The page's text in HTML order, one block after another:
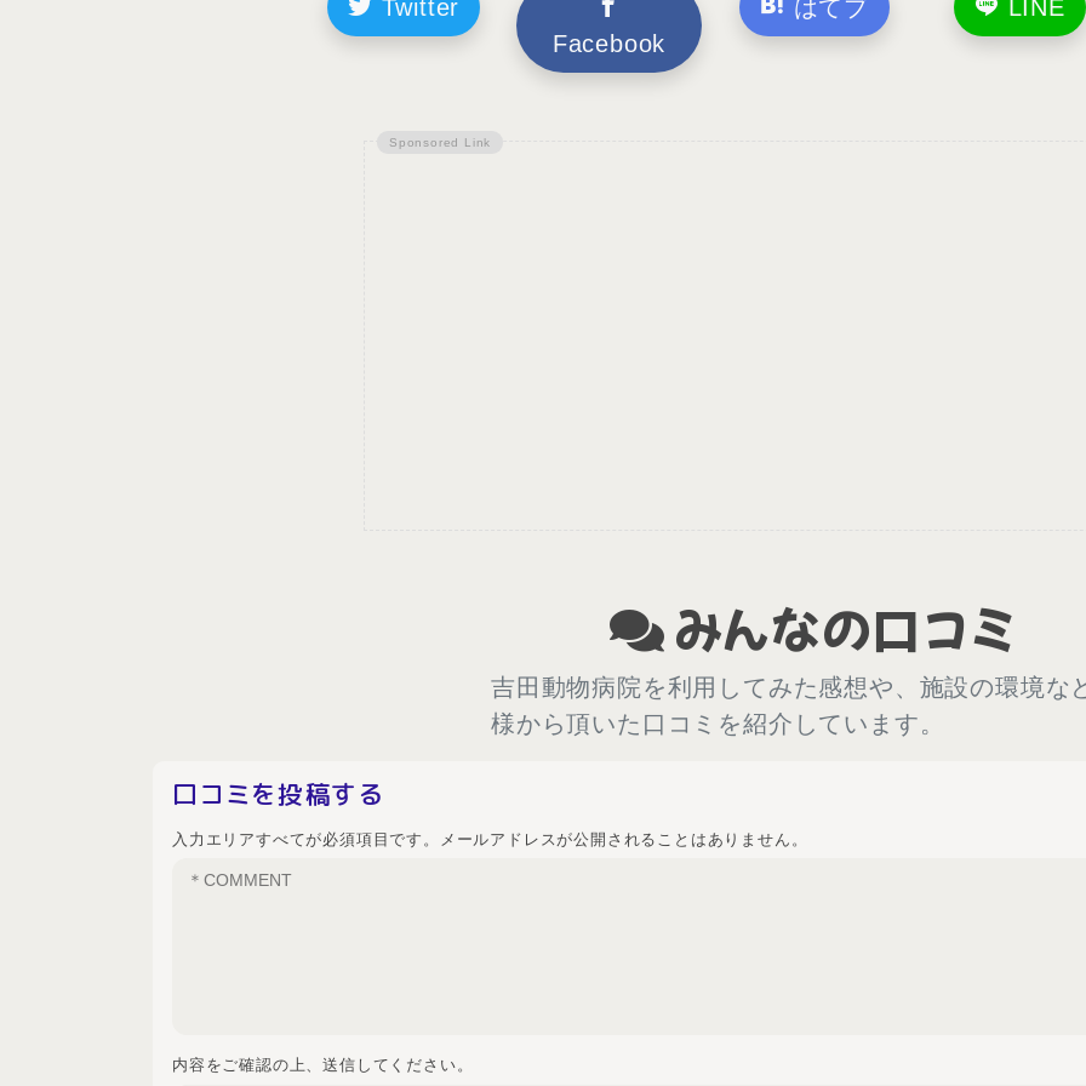
Twitter
Facebook
はてブ LINE
みんなの口コミ
吉田動物病院を利用してみた感想や、施設の環境な
様から頂いた口コミを紹介しています。
口コミを投稿する
入力エリアすべてが必須項目です。メールアドレスが公開されることはありません。
内容をご確認の上、送信してください。